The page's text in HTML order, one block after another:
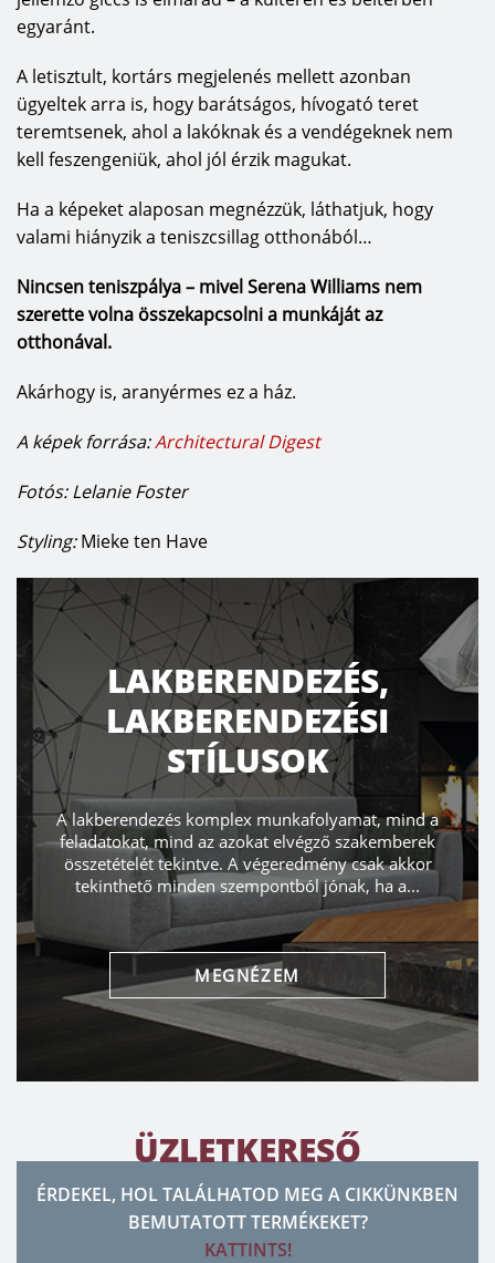
egyaránt.
A letisztult, kortárs megjelenés mellett azonban
ügyeltek arra is, hogy barátságos, hívogató teret
teremtsenek, ahol a lakóknak és a vendégeknek nem
kell feszengeniük, ahol jól érzik magukat.
Ha a képeket alaposan megnézzük, láthatjuk, hogy
valami hiányzik a teniszcsillag otthonából…
Nincsen teniszpálya – mivel Serena Williams nem
szerette volna összekapcsolni a munkáját az
otthonával.
Akárhogy is, aranyérmes ez a ház.
A képek forrása:Architectural Digest
Fotós: Lelanie Foster
Styling:Mieke ten Have
TRENDEK ÉS ÚJDONSÁGOK
Hogy függ össze életvitelünk a színekkel? Mit vegyünk
figyelembe a különböző helyiségek színválasztásakor?
Segítünk megválaszolni azt a rengeteg kérdést, ami
felmerülhet Önben! A...
MEGNÉZEM
ÜZLETKERESŐ
ÉRDEKEL, HOL TALÁLHATOD MEG A CIKKÜNKBEN
BEMUTATOTT TERMÉKEKET?
KATTINTS!